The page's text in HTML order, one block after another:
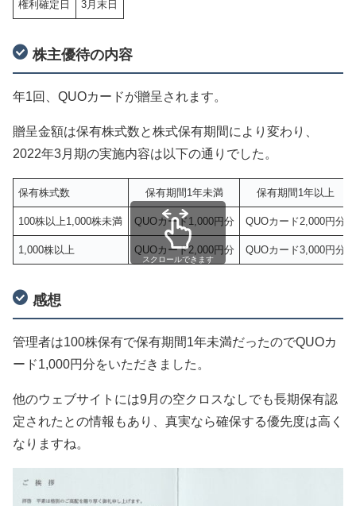
権利確定日 3月末日
株主優待の内容
年1回、QUOカードが贈呈されます。
贈呈金額は保有株式数と株式保有期間により変わり、
2022年3月期の実施内容は以下の通りでした。
保有株式数 保有期間1年未満 保有期間1年以上
100株以上1,000株未満 QUOカード1,000円分 QUOカード2,000円分
1,000株以上 QUOカード2,000円分 QUOカード3,000円分
スクロールできます
感想
管理者は100株保有で保有期間1年未満だったのでQUOカ
ード1,000円分をいただきました。
他のウェブサイトには9月の空クロスなしでも長期保有認
定されたとの情報もあり、真実なら確保する優先度は高く
なりますね。